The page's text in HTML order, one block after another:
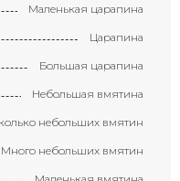
Маленькая царапина
Царапина
Большая царапина
Небольшая вмятина
небольших вмятин
Много небольших вмятин